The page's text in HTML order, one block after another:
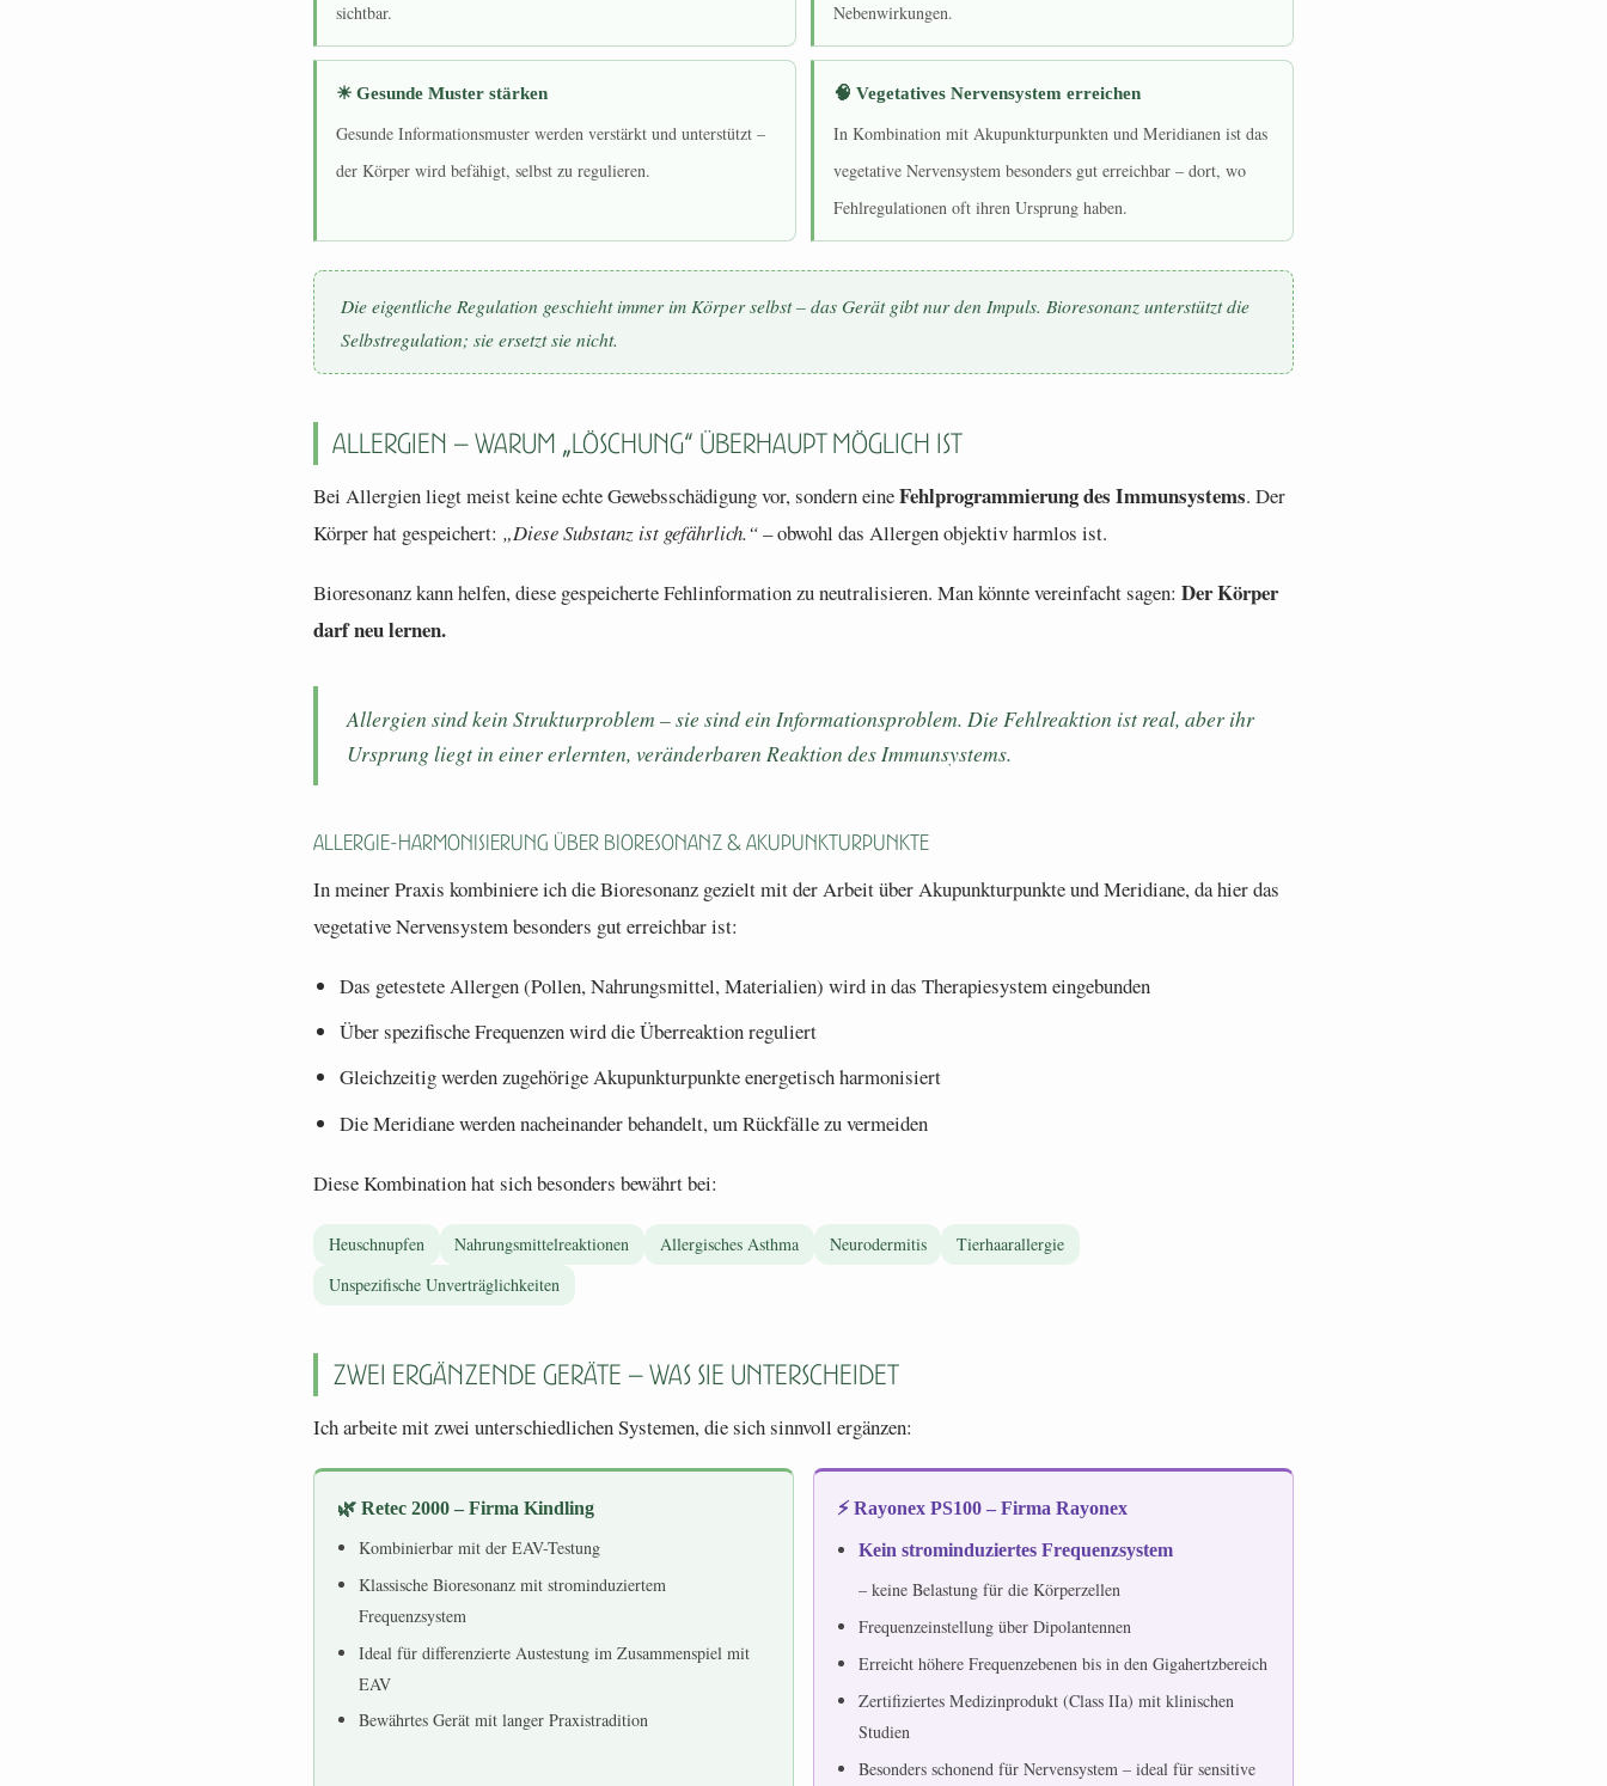
sichtbar.
Nebenwirkungen.
☀ Gesunde Muster stärken
Gesunde Informationsmuster werden verstärkt und unterstützt –
der Körper wird befähigt, selbst zu regulieren.
🧠 Vegetatives Nervensystem erreichen
In Kombination mit Akupunkturpunkten und Meridianen ist das
vegetative Nervensystem besonders gut erreichbar – dort, wo
Fehlregulationen oft ihren Ursprung haben.
Die eigentliche Regulation geschieht immer im Körper selbst – das Gerät gibt nur den Impuls. Bioresonanz unterstützt die
Selbstregulation; sie ersetzt sie nicht.
Allergien – warum „Löschung“ überhaupt möglich ist
Bei Allergien liegt meist keine echte Gewebsschädigung vor, sondern eineFehlprogrammierung des Immunsystems. Der
Körper hat gespeichert: „Diese Substanz ist gefährlich.“– obwohl das Allergen objektiv harmlos ist.
Bioresonanz kann helfen, diese gespeicherte Fehlinformation zu neutralisieren. Man könnte vereinfacht sagen: Der Körper
darf neu lernen.
Allergien sind kein Strukturproblem – sie sind ein Informationsproblem. Die Fehlreaktion ist real, aber ihr
Ursprung liegt in einer erlernten, veränderbaren Reaktion des Immunsystems.
Allergie-Harmonisierung über Bioresonanz & Akupunkturpunkte
In meiner Praxis kombiniere ich die Bioresonanz gezielt mit der Arbeit über Akupunkturpunkte und Meridiane, da hier das
vegetative Nervensystem besonders gut erreichbar ist:
Das getestete Allergen (Pollen, Nahrungsmittel, Materialien) wird in das Therapiesystem eingebunden
Über spezifische Frequenzen wird die Überreaktion reguliert
Gleichzeitig werden zugehörige Akupunkturpunkte energetisch harmonisiert
Die Meridiane werden nacheinander behandelt, um Rückfälle zu vermeiden
Diese Kombination hat sich besonders bewährt bei:
Heuschnupfen Nahrungsmittelreaktionen Allergisches Asthma Neurodermitis
Tierhaarallergie
Unspezifische Unverträglichkeiten
Zwei ergänzende Geräte – was sie unterscheidet
Ich arbeite mit zwei unterschiedlichen Systemen, die sich sinnvoll ergänzen:
🌿 Retec 2000 – Firma Kindling
Kombinierbar mit der EAV-Testung
Klassische Bioresonanz mit strominduziertem
Frequenzsystem
Ideal für differenzierte Austestung im Zusammenspiel mit
EAV
Bewährtes Gerät mit langer Praxistradition
⚡ Rayonex PS100 – Firma Rayonex
Kein strominduziertes Frequenzsystem
– keine Belastung für die Körperzellen
Frequenzeinstellung über Dipolantennen
Erreicht höhere Frequenzebenen bis in den Gigahertzbereich
Zertifiziertes Medizinprodukt (Class IIa) mit klinischen
Studien
Besonders schonend für Nervensystem – ideal für sensitive